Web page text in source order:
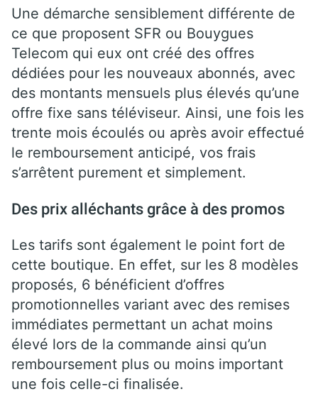
Une démarche sensiblement différente de
ce que proposent SFR ou Bouygues
Telecom qui eux ont créé des offres
dédiées pour les nouveaux abonnés, avec
des montants mensuels plus élevés qu’une
offre fixe sans téléviseur. Ainsi, une fois les
trente mois écoulés ou après avoir effectué
le remboursement anticipé, vos frais
s’arrêtent purement et simplement.
Des prix alléchants grâce à des promos
Les tarifs sont également le point fort de
cette boutique. En effet, sur les 8 modèles
proposés, 6 bénéficient d’offres
promotionnelles variant avec des remises
immédiates permettant un achat moins
élevé lors de la commande ainsi qu’un
remboursement plus ou moins important
une fois celle-ci finalisée.